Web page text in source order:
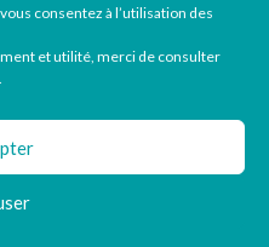
consentez à l’utilisation des
et utilité, merci de consulter
given in good faith but cannot be